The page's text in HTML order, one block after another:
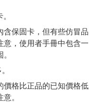
含保固卡，但有些仿冒品
意，使用者手冊中包含一
價格比正品的已知價格低
。